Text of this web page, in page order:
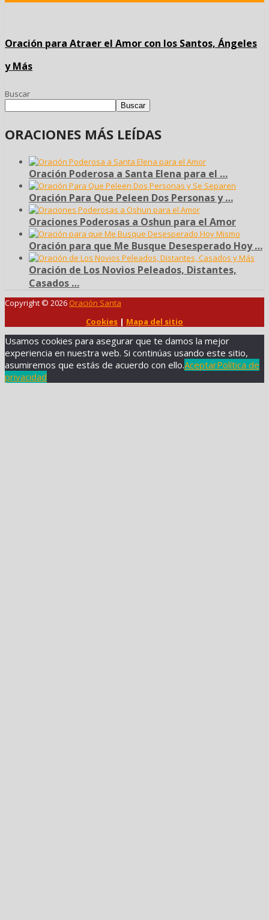
Oración para Atraer el Amor con los Santos, Ángeles
y Más
Buscar
Buscar
ORACIONES MÁS LEÍDAS
Oración Poderosa a Santa Elena para el …
Oración Para Que Peleen Dos Personas y …
Oraciones Poderosas a Oshun para el Amor
Oración para que Me Busque Desesperado Hoy …
Oración de Los Novios Peleados, Distantes,
Casados …
Copyright © 2026 Oración Santa
Cookies | Mapa del sitio
Usamos cookies para asegurar que te damos la mejor
experiencia en nuestra web. Si continúas usando este sitio,
asumiremos que estás de acuerdo con ello.AceptarPolítica de
privacidad